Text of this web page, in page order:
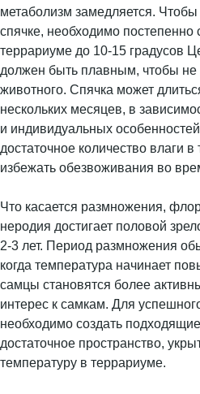
метаболизм замедляется.
спячке, необходимо постепенно
террариуме до 10-15 градусов
должен быть плавным, чтобы не
животного. Спячка может
нескольких месяцев, в
и индивидуальных
достаточное количество влаги
избежать обезвоживания во
Что касается размножения,
неродия достигает половой
2-3 лет. Период размножения
когда температура начинает
самцы становятся более
интерес к самкам. Для
необходимо создать
достаточное пространство,
температуру в террариуме.